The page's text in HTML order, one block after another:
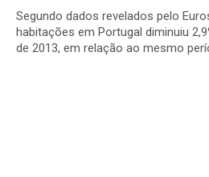
Segundo dados revelados pelo
habitações em Portugal diminuiu
de 2013, em relação ao mesmo